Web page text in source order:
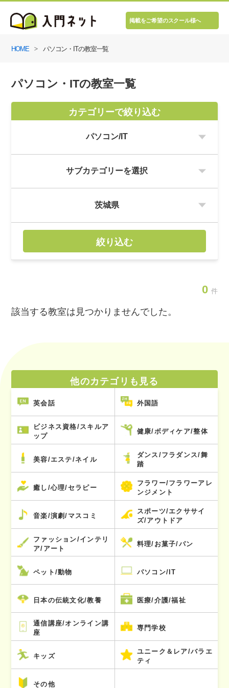
掲載をご希望のスクール様へ
HOME パソコン・ITの教室一覧
パソコン・ITの教室一覧
カテゴリーで絞り込む
絞り込む
0 件
該当する教室は見つかりませんでした。
他のカテゴリも見る
英会話 外国語
ビジネス資格/スキルア
ップ
健康/ボディケア/整体
美容/エステ/ネイル
ダンス/フラダンス/舞
踏
癒し/心理/セラピー
フラワー/フラワーアレ
ンジメント
音楽/演劇/マスコミ
スポーツ/エクササイ
ズ/アウトドア
ファッション/インテリ
ア/アート
料理/お菓子/パン
ペット/動物 パソコン/IT
日本の伝統文化/教養 医療/介護/福祉
通信講座/オンライン講
座
専門学校
キッズ
ユニーク＆レア/バラエ
ティ
その他